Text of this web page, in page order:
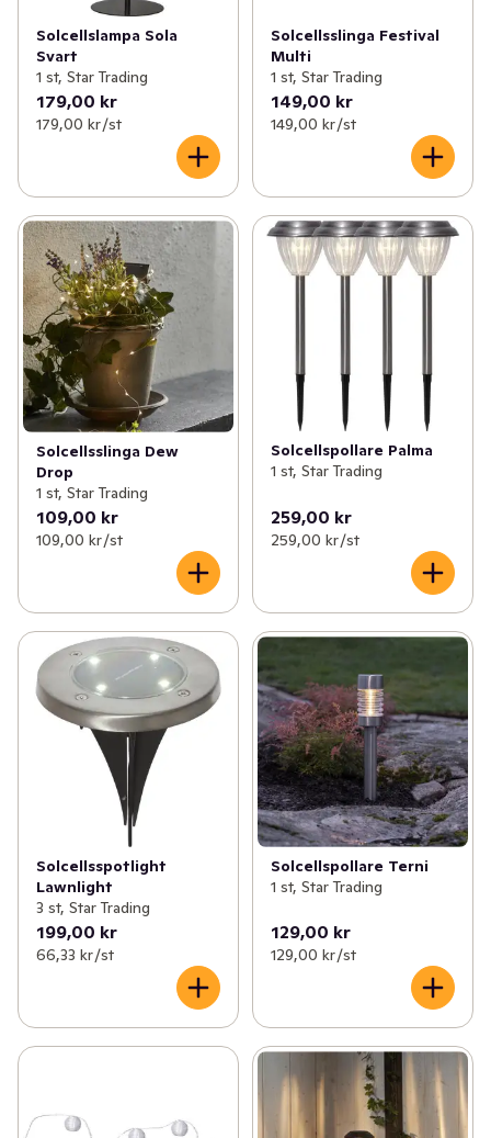
Solcellslampa Sola
Svart
1 st, Star Trading
179,00 kr
179,00 kr /st
Solcellsslinga Festival
Multi
1 st, Star Trading
149,00 kr
149,00 kr /st
Solcellsslinga Dew
Drop
1 st, Star Trading
109,00 kr
109,00 kr /st
Solcellspollare Palma
1 st, Star Trading
259,00 kr
259,00 kr /st
Solcellsspotlight
Lawnlight
3 st, Star Trading
199,00 kr
66,33 kr /st
Solcellspollare Terni
1 st, Star Trading
129,00 kr
129,00 kr /st